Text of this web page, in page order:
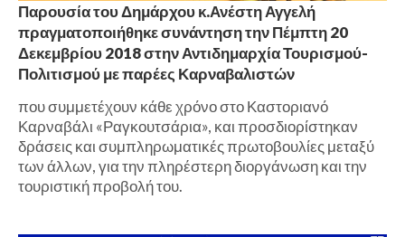
Παρουσία του Δημάρχου κ.Ανέστη Αγγελή
πραγματοποιήθηκε συνάντηση την Πέμπτη 20
Δεκεμβρίου 2018 στην Αντιδημαρχία Τουρισμού-
Πολιτισμού με παρέες Καρναβαλιστών
που συμμετέχουν κάθε χρόνο στο Καστοριανό
Καρναβάλι «Ραγκουτσάρια», και προσδιορίστηκαν
δράσεις και συμπληρωματικές πρωτοβουλίες μεταξύ
των άλλων, για την πληρέστερη διοργάνωση και την
τουριστική προβολή του.